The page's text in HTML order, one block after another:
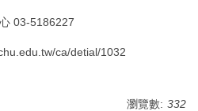
03-5186227
ca/detial/1032
瀏覽數: 332